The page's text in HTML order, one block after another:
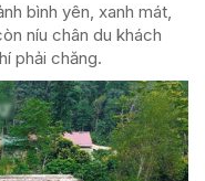
bình yên, xanh mát,
níu chân du khách
phải chăng.